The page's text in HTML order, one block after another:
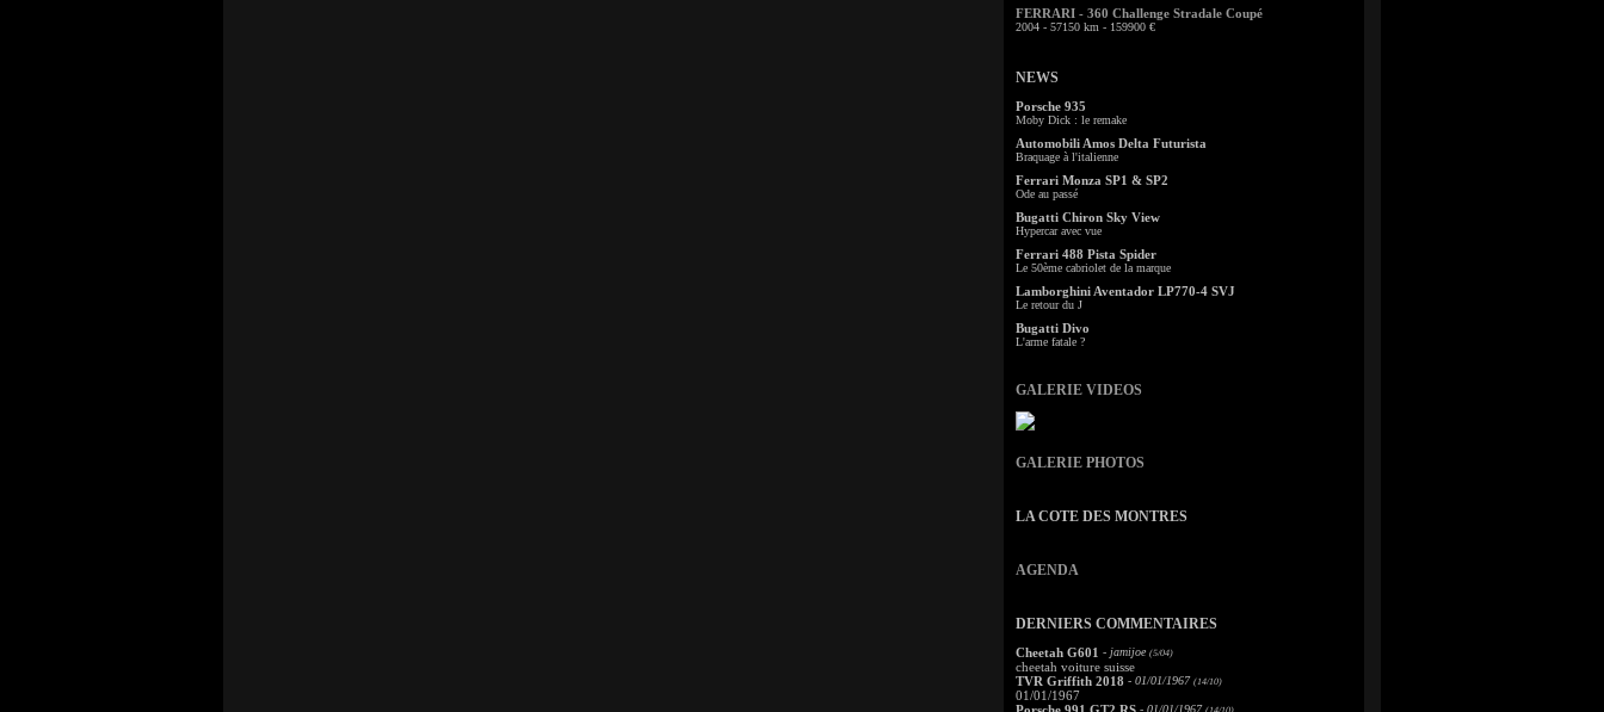
FERRARI - 360 Challenge Stradale Coupé
2004 - 57150 km - 159900 €
NEWS
Porsche 935
Moby Dick : le remake
Automobili Amos Delta Futurista
Braquage à l'italienne
Ferrari Monza SP1 & SP2
Ode au passé
Bugatti Chiron Sky View
Hypercar avec vue
Ferrari 488 Pista Spider
Le 50ème cabriolet de la marque
Lamborghini Aventador LP770-4 SVJ
Le retour du J
Bugatti Divo
L'arme fatale ?
GALERIE VIDEOS
GALERIE PHOTOS
LA COTE DES MONTRES
AGENDA
DERNIERS COMMENTAIRES
Cheetah G601 - jamijoe (5/04)
cheetah voiture suisse
TVR Griffith 2018 - 01/01/1967 (14/10)
01/01/1967
- 01/01/1967